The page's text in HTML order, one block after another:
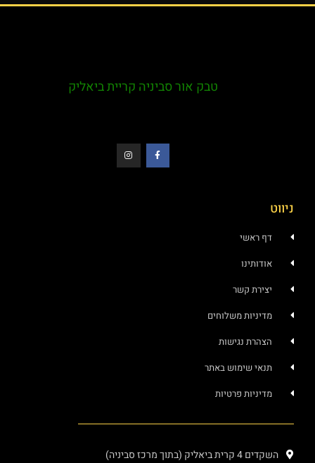
טבק אור סביניה קריית ביאליק
ניווט
דף ראשי
אודותינו
יצירת קשר
מדיניות משלוחים
הצהרת נגישות
תנאי שימוש באתר
מדיניות פרטיות
השקדים 4 קרית ביאליק (בתוך מרכז סביניה)